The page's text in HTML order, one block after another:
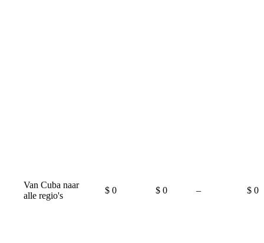
Van Cuba naar
alle regio's
$ 0 $ 0 –Not
$ 0